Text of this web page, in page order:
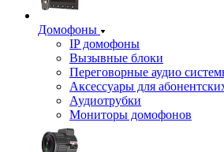
Домофоны
IP домофоны
Вызывные блоки
Переговорные аудио
Аксессуары для
Аудиотрубки
Мониторы домофонов